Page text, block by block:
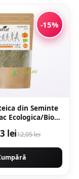
-15%
din Seminte
Ecologica/Bio
lei12,05 lei